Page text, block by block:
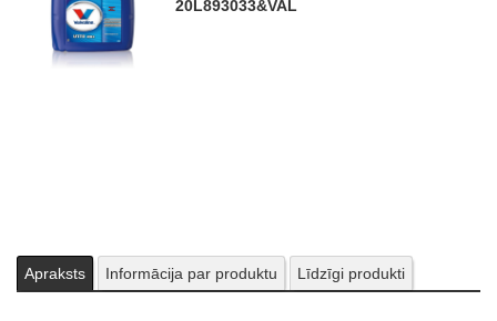
20L893033&VAL
Apraksts Informācija par produktu Līdzīgi produkti